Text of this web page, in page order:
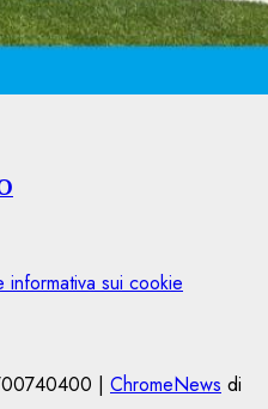
informativa sui cookie
| ChromeNews di